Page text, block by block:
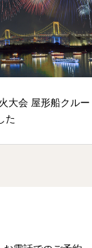
大会 屋形船クルー
た